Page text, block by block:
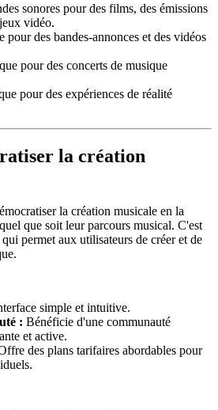
sonores pour des films, des émissions
vidéo.
pour des bandes-annonces et des vidéos
pour des concerts de musique
pour des expériences de réalité
la création
la création musicale en la
que soit leur parcours musical. C'est
permet aux utilisateurs de créer et de
simple et intuitive.
: Bénéficie d'une communauté
et active.
des plans tarifaires abordables pour